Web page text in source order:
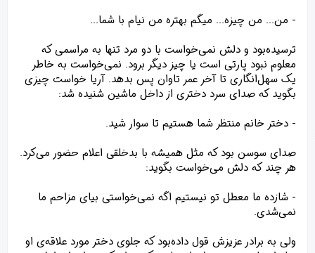
- من... من چیزه... میگم بهتره من نیام با شما...
ترسیده‌بود و دلش نمی‌خواست با دو مرد تنها به مراسمی که
معلوم نبود پارتی است یا چیز دیگر برود. نمی‌خواست به خاطر
یک سهل‌انگاری تا آخر عمر تاوان پس بدهد. آریا خواست چیزی
بگوید که صدای سرد دختری از داخل ماشین شنیده شد:
- دختر خانم منتظر شما هستیم تا سوار شید.
صدای سوسن بود که مثل همیشه با بدخلقی اعلام حضور می‌کرد.
هر چند که دلش می‌خواست بگوید:
- شازده ما معطل تو نیستیم اگه نمی‌خواستی بیای مزاحم ما
نمی‌شدی.
ولی به برادر عزیزش قول داده‌بود که جلوی دختر مورد علاقه‌ی او